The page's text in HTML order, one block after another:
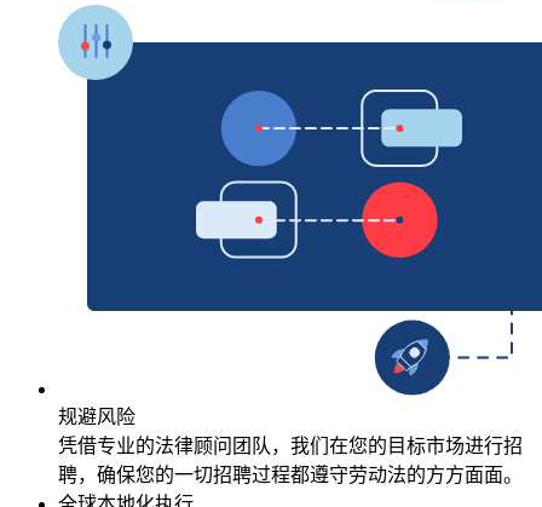
规避风险
凭借专业的法律顾问团队，我们在您的目标市场进行招
聘，确保您的一切招聘过程都遵守劳动法的方方面面。